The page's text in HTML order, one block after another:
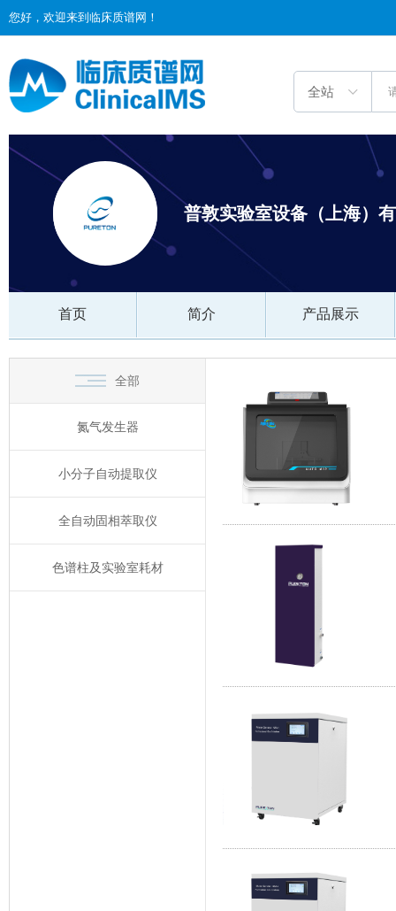
您好，欢迎来到临床质谱网！
普敦实验室设备（上海）
首页 简介 产品展示
全部
氮气发生器
小分子自动提取仪
全自动固相萃取仪
色谱柱及实验室耗材